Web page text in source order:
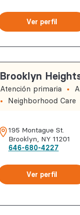
Ver perfil
Brooklyn
Atención primaria
Neighborhood Care
195 Montague St.
Brooklyn, NY 11201
646-680-4227
Ver perfil